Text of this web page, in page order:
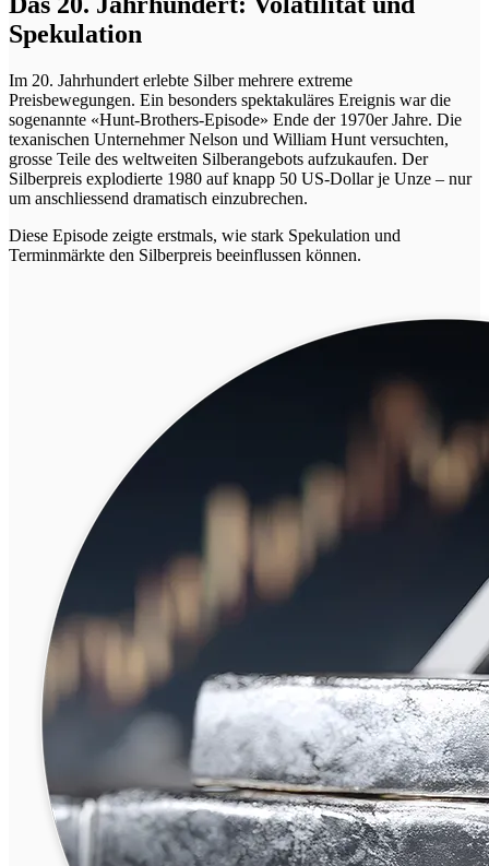
Spekulation
Im 20. Jahrhundert erlebte Silber mehrere extreme
Preisbewegungen. Ein besonders spektakuläres Ereignis war die
sogenannte «Hunt-Brothers-Episode» Ende der 1970er Jahre. Die
texanischen Unternehmer Nelson und William Hunt versuchten,
grosse Teile des weltweiten Silberangebots aufzukaufen. Der
Silberpreis explodierte 1980 auf knapp 50 US-Dollar je Unze – nur
um anschliessend dramatisch einzubrechen.
Diese Episode zeigte erstmals, wie stark Spekulation und
Terminmärkte den Silberpreis beeinflussen können.